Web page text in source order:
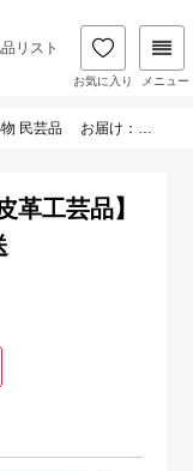
リスト
お気に入り メニュー
可能時期より順次配送
工芸品】